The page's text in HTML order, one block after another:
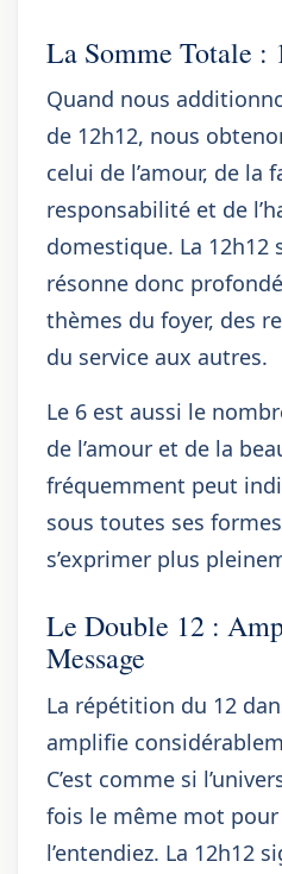
La Somme Totale :
Quand nous
de 12h12, nous
celui de l’amour, de la
responsabilité et de
domestique. La 12h12
résonne donc
thèmes du foyer, des
du service aux autres.
Le 6 est aussi le
de l’amour et de la
fréquemment peut
sous toutes ses
s’exprimer plus
Le Double 12 :
Message
La répétition du 12
amplifie
C’est comme si
fois le même mot pour
l’entendiez. La 12h12